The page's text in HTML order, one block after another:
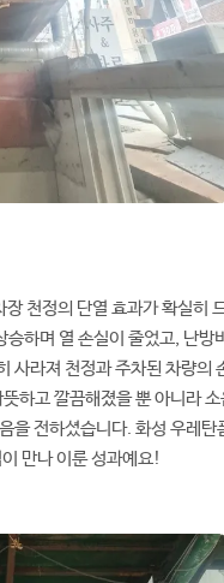
천정의 단열 효과가 확실히
하며 열 손실이 줄었고, 난방
사라져 천정과 주차된 차량의
하고 깔끔해졌을 뿐 아니라 소
을 전하셨습니다. 화성 우레탄
만나 이룬 성과예요!